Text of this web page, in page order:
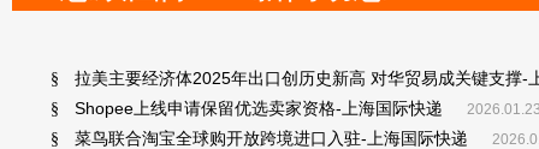
§ 拉美主要经济体2025年出口创历史新高 对华贸易成关键支撑-
§ Shopee上线申请保留优选卖家资格-上海国际快递
§ 菜鸟联合淘宝全球购开放跨境进口入驻-上海国际快递